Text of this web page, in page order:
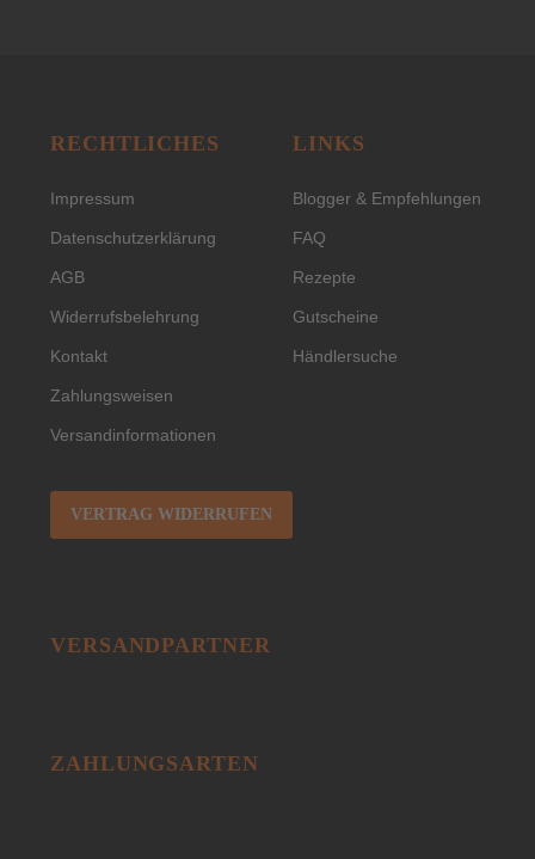
RECHTLICHES
Impressum
Datenschutzerklärung
AGB
Widerrufsbelehrung
Kontakt
Zahlungsweisen
Versandinformationen
VERTRAG WIDERRUFEN
LINKS
Blogger & Empfehlungen
FAQ
Rezepte
Gutscheine
Händlersuche
VERSANDPARTNER
ZAHLUNGSARTEN